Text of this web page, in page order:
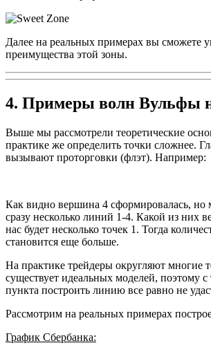
Далее на реальных примерах вы сможете
преимущества этой зоны.
4. Примеры волн Вульфы
Выше мы рассмотрели теоретические
практике же определить точки сложнее.
вызывают проторговки (флэт). Например:
Как видно вершина 4 сформировалась,
сразу несколько линий 1-4. Какой из них
нас будет несколько точек 1. Тогда
становится еще больше.
На практике трейдеры округляют многие
существует идеальных моделей, поэтому
пункта построить линию все равно не
Рассмотрим на реальных примерах
График Сбербанка: